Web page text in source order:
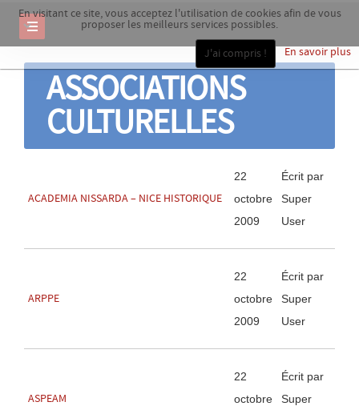
En visitant ce site, vous acceptez l'utilisation de cookies afin de vous
proposer les meilleurs services possibles.
En savoir plus
J'ai compris !
ASSOCIATIONS
CULTURELLES
ACADEMIA NISSARDA – NICE HISTORIQUE
22
octobre
2009
Écrit par
Super
User
ARPPE
22
octobre
2009
Écrit par
Super
User
ASPEAM
22
octobre
Écrit par
Super